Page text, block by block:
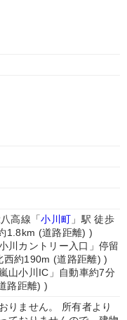
高線「小川町 」駅 徒歩
1.8km (道路距離) )
川カントリー入口」停留
西約190m (道路距離) )
山小川IC」自動車約7分
路距離) )
りません。 所有者より